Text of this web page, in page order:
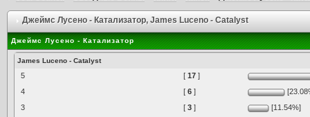
Джеймс Лусено - Катализатор, James Luceno - Catalyst
Джеймс Лусено - Катализатор
James Luceno - Catalyst
5 [ 17]
4
[ 6]
3
[ 3]
[11.54%]